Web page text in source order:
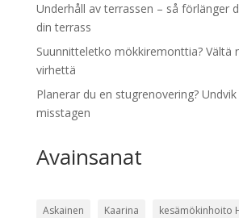
Underhåll av terrassen – så förlänger
din terrass
Suunnitteletko mökkiremonttia? Vältä
virhettä
Planerar du en stugrenovering?
misstagen
Avainsanat
Askainen Kaarina
kesämökinhoito